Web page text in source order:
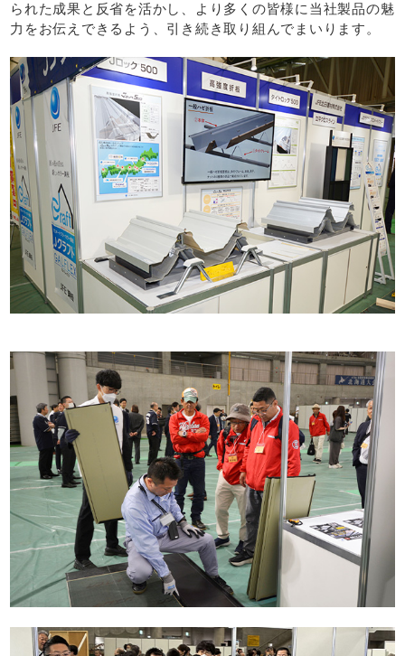
られた成果と反省を活かし、より多くの皆様に当社製品の魅
力をお伝えできるよう、引き続き取り組んでまいります。